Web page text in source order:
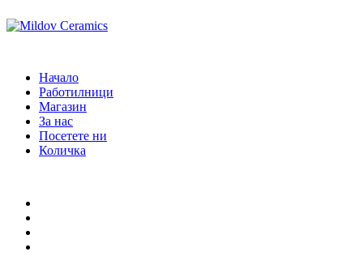
Начало
Работилници
Магазин
За нас
Посетете ни
Количка